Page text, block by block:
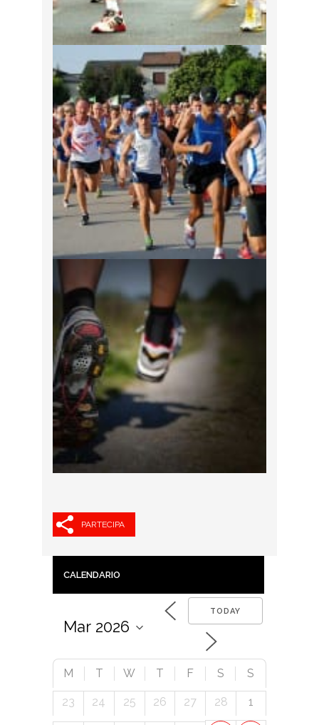
PARTECIPA
CALENDARIO
TODAY
M T W T F S S
23 24 25 26 27 28 1